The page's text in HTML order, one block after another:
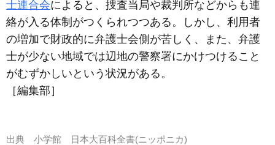
士連合会によると、捜査当局や裁判所などからも連
絡が入る体制がつくられつつある。しかし、利用者
の増加で財政的に弁護士会側が苦しく、また、弁護
士が少ない地域では辺地の警察署にかけつけること
がむずかしいという状況がある。
［編集部］
出典 小学館 日本大百科全書(ニッポニカ)